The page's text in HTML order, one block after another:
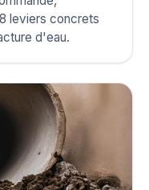
leviers concrets
d'eau.